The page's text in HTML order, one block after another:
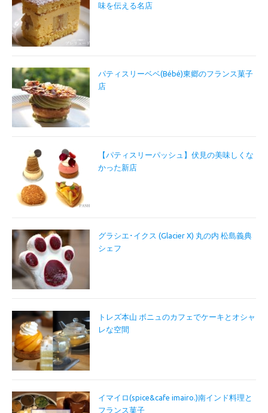
味を伝える名店
パティスリーベベ(Bébé)東郷のフランス菓子
店
【パティスリーパッシュ】伏見の美味しくな
かった新店
グラシエ･イクス (Glacier X) 丸の内 松島義典
シェフ
トレズ本山 ボニュのカフェでケーキとオシャ
レな空間
イマイロ(spice&cafe imairo.)南インド料理と
フランス菓子